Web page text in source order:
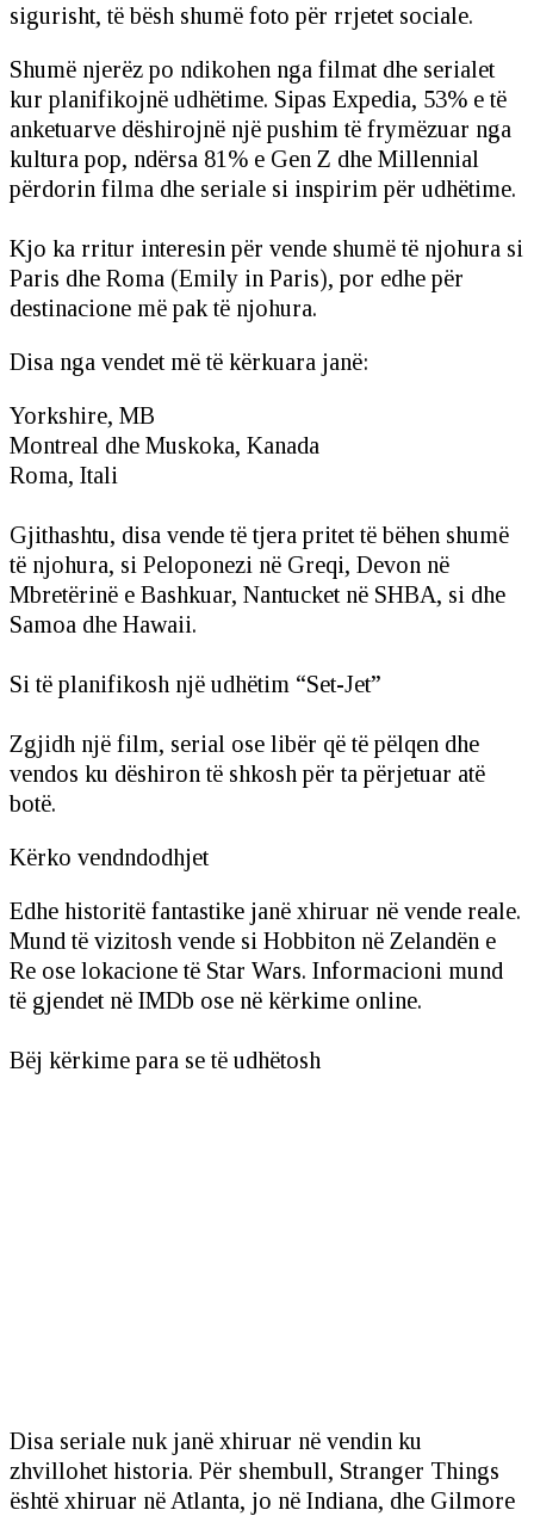
sigurisht, të bësh shumë foto për rrjetet sociale.
Shumë njerëz po ndikohen nga filmat dhe serialet
kur planifikojnë udhëtime. Sipas Expedia, 53% e të
anketuarve dëshirojnë një pushim të frymëzuar nga
kultura pop, ndërsa 81% e Gen Z dhe Millennial
përdorin filma dhe seriale si inspirim për udhëtime.
Kjo ka rritur interesin për vende shumë të njohura si
Paris dhe Roma (Emily in Paris), por edhe për
destinacione më pak të njohura.
Disa nga vendet më të kërkuara janë:
Yorkshire, MB
Montreal dhe Muskoka, Kanada
Roma, Itali
Gjithashtu, disa vende të tjera pritet të bëhen shumë
të njohura, si Peloponezi në Greqi, Devon në
Mbretërinë e Bashkuar, Nantucket në SHBA, si dhe
Samoa dhe Hawaii.
Si të planifikosh një udhëtim “Set-Jet”
Zgjidh një film, serial ose libër që të pëlqen dhe
vendos ku dëshiron të shkosh për ta përjetuar atë
botë.
Kërko vendndodhjet
Edhe historitë fantastike janë xhiruar në vende reale.
Mund të vizitosh vende si Hobbiton në Zelandën e
Re ose lokacione të Star Wars. Informacioni mund
të gjendet në IMDb ose në kërkime online.
Bëj kërkime para se të udhëtosh
Disa seriale nuk janë xhiruar në vendin ku
zhvillohet historia. Për shembull, Stranger Things
është xhiruar në Atlanta, jo në Indiana, dhe Gilmore